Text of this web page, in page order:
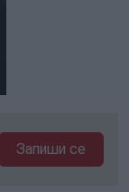
Запиши се